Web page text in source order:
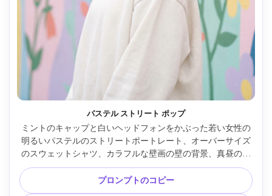
パステル ストリート ポップ
ミントのキャップと白いヘッドフォンをかぶった若い女性の
明るいパステルのストリートポートレート、オーバーサイズ
のスウェットシャツ、カラフルな壁画の壁の背景、真昼の柔
らかい色合い、陽気で自信に満ちた雰囲気、Canon R5 85mm
で撮影、ハーフボディフレーミング、鮮明な焦点、鮮やかで
ありながら自然な色、フォトリアルな肌の質感、柔らかい映
プロンプトのコピー